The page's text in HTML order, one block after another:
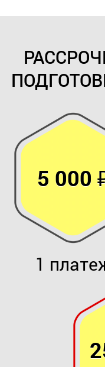
5 000
1